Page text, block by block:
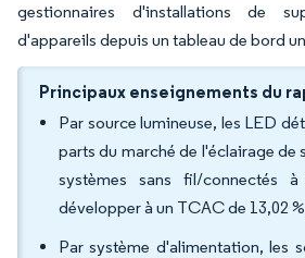
gestionnaires d'installations de
d'appareils depuis un tableau de bord
Principaux enseignements du
Par source lumineuse, les LED
parts du marché de l'éclairage de
systèmes sans fil/connectés
développer à un TCAC de 13,02
Par système d'alimentation, les